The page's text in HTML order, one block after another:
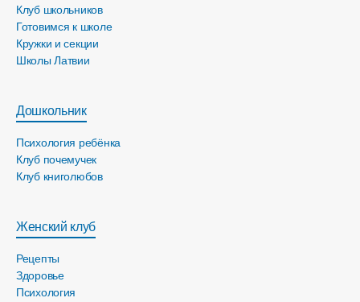
Клуб школьников
Готовимся к школе
Кружки и секции
Школы Латвии
Дошкольник
Психология ребёнка
Клуб почемучек
Клуб книголюбов
Женский клуб
Рецепты
Здоровье
Психология